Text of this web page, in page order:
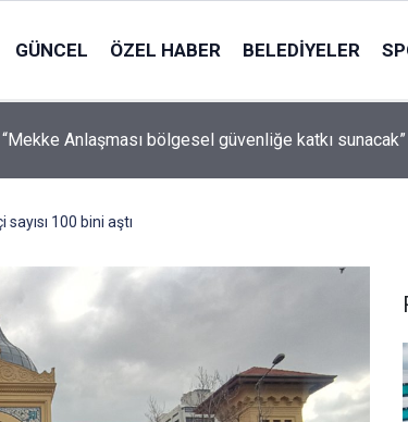
GÜNCEL ÖZEL HABER BELEDIYELER
Anlaşması bölgesel güvenliğe katkı sunacak”
100 bini aştı